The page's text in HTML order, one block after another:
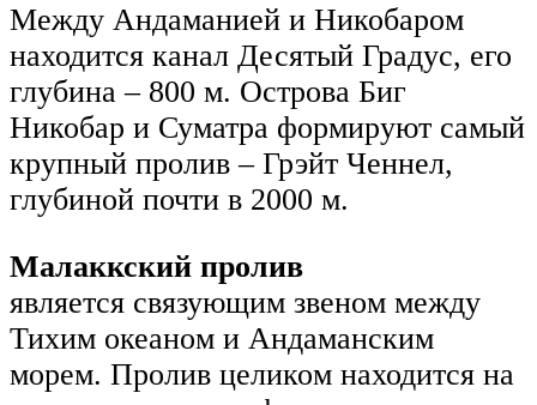
Между Андаманией и Никобаром
находится канал Десятый Градус, его
глубина – 800 м. Острова Биг
Никобар и Суматра формируют самый
крупный пролив – Грэйт Ченнел,
глубиной почти в 2000 м.
Малаккский пролив
является связующим звеном между
Тихим океаном и Андаманским
морем. Пролив целиком находится на